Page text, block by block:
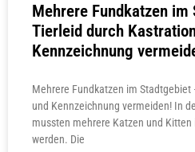
Mehrere Fundkatzen im
Tierleid durch
Kennzeichnung
Mehrere Fundkatzen im
und Kennzeichnung vermeiden! In
mussten mehrere Katzen und
werden. Die